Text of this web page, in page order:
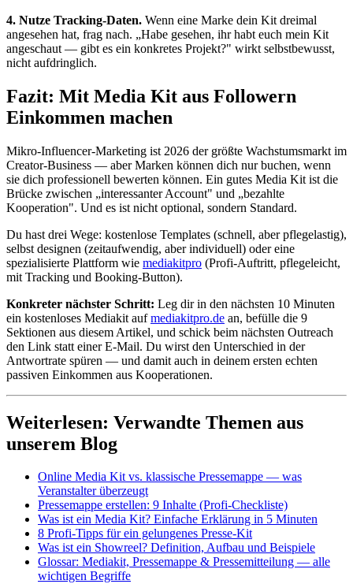
4. Nutze Tracking-Daten. Wenn eine Marke dein Kit dreimal
angesehen hat, frag nach. „Habe gesehen, ihr habt euch mein Kit
angeschaut — gibt es ein konkretes Projekt?" wirkt selbstbewusst,
nicht aufdringlich.
Fazit: Mit Media Kit aus Followern
Einkommen machen
Mikro-Influencer-Marketing ist 2026 der größte Wachstumsmarkt im
Creator-Business — aber Marken können dich nur buchen, wenn
sie dich professionell bewerten können. Ein gutes Media Kit ist die
Brücke zwischen „interessanter Account" und „bezahlte
Kooperation". Und es ist nicht optional, sondern Standard.
Du hast drei Wege: kostenlose Templates (schnell, aber pflegelastig),
selbst designen (zeitaufwendig, aber individuell) oder eine
spezialisierte Plattform wie mediakitpro (Profi-Auftritt, pflegeleicht,
mit Tracking und Booking-Button).
Konkreter nächster Schritt: Leg dir in den nächsten 10 Minuten
ein kostenloses Mediakit aufmediakitpro.de an, befülle die 9
Sektionen aus diesem Artikel, und schick beim nächsten Outreach
den Link statt einer E-Mail. Du wirst den Unterschied in der
Antwortrate spüren — und damit auch in deinem ersten echten
passiven Einkommen aus Kooperationen.
Weiterlesen: Verwandte Themen aus
unserem Blog
Online Media Kit vs. klassische Pressemappe — was
Veranstalter überzeugt
Pressemappe erstellen: 9 Inhalte (Profi-Checkliste)
Was ist ein Media Kit? Einfache Erklärung in 5 Minuten
8 Profi-Tipps für ein gelungenes Presse-Kit
Was ist ein Showreel? Definition, Aufbau und Beispiele
Glossar: Mediakit, Pressemappe & Pressemitteilung — alle
wichtigen Begriffe